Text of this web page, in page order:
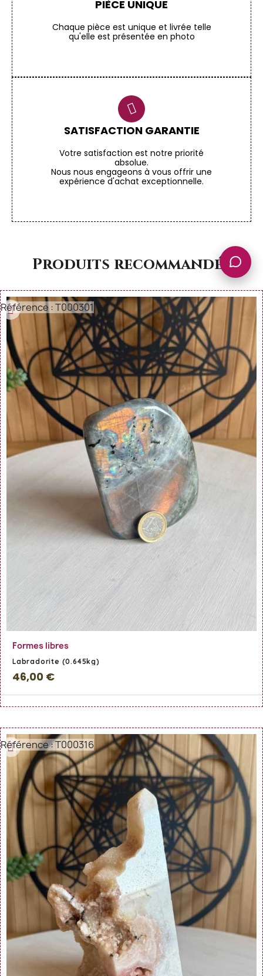
PIÈCE UNIQUE
Chaque pièce est unique et livrée telle
qu'elle est présentée en photo
SATISFACTION GARANTIE
Votre satisfaction est notre priorité
absolue.
Nous nous engageons à vous offrir une
expérience d'achat exceptionnelle.
Produits recommandés
Formes libres
Labradorite (0.645kg)
46,00 €
Référence : T000301
Référence : T000316